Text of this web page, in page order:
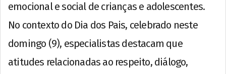
emocional e social de crianças e adolescentes.
No contexto do Dia dos Pais, celebrado neste
domingo (9), especialistas destacam que
atitudes relacionadas ao respeito, diálogo,